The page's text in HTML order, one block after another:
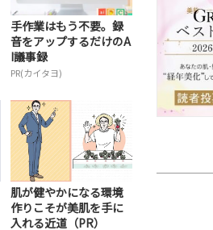
手作業はもう不要。録
音をアップするだけのA
I議事録
PR(カイタヨ)
肌が健やかになる環境
作りこそが美肌を手に
入れる近道（PR）